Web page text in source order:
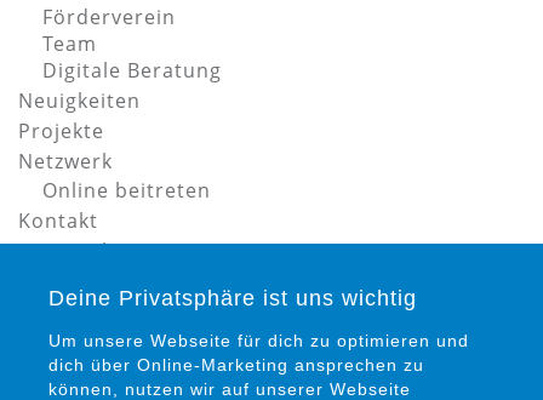
Förderverein
Team
Digitale Beratung
Neuigkeiten
Projekte
Netzwerk
Online beitreten
Kontakt
Datenschutz
Deine Privatsphäre ist uns wichtig
Um unsere Webseite für dich zu optimieren und
dich über Online-Marketing ansprechen zu
können, nutzen wir auf unserer Webseite